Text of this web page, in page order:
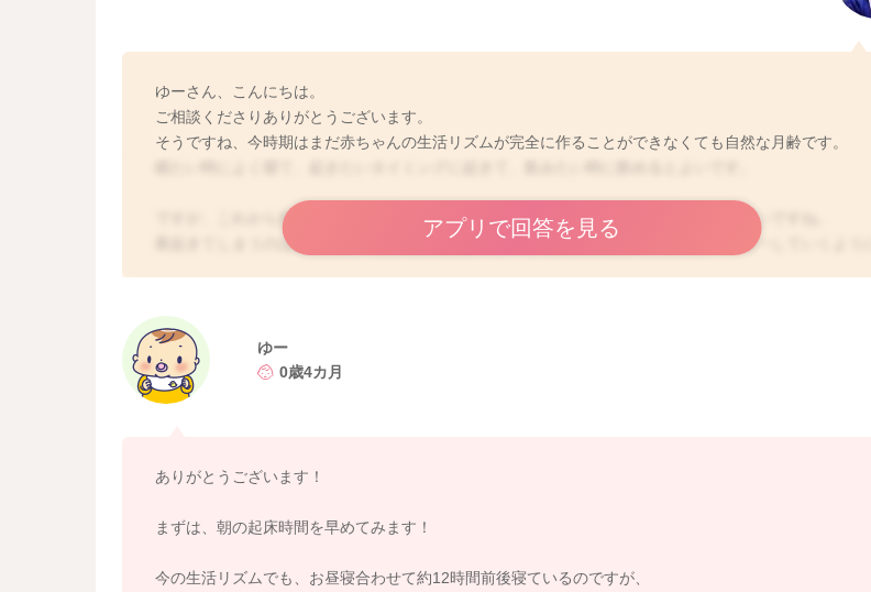
ゆーさん、こんにちは。
ご相談くださりありがとうございます。
そうですね、今時期はまだ赤ちゃんの生活リズムが完全に作ることができなくても自然な月齢です。
ですが、これから生後半年に使う時期では、少しずつ日中の生活を意識していけると良いですね。
夜起きてしまうのは致し方ないところはありますが、まずは朝起きる時間をなるべく統一していくように
にします。そうなりますと、体内時計がリセットされ徐々に夜型の生活リズムから、昼型の生活リズムに
調整されていきますよ！どうぞよろしくお願いします🙇‍♂️
アプリで回答を見る
ゆー
0歳4カ月
ありがとうございます！
まずは、朝の起床時間を早めてみます！
今の生活リズムでも、お昼寝合わせて約12時間前後寝ているのですが、